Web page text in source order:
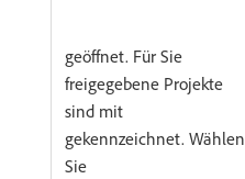
geöffnet. Für Sie
freigegebene Projekte
sind mit
gekennzeichnet. Wählen
Sie